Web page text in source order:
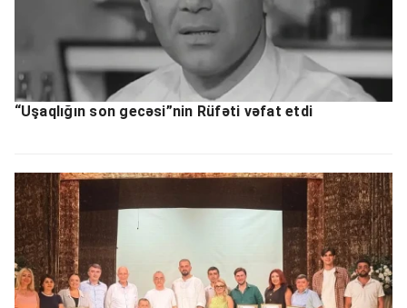
“Uşaqlığın son gecəsi”nin Rüfəti vəfat etdi